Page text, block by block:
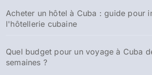
Acheter un hôtel à Cuba : guide pour
l'hôtellerie cubaine
Quel budget pour un voyage à Cuba
semaines ?